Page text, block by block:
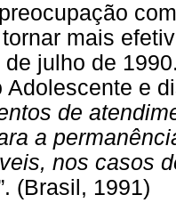
mais
de julho de
Adolescente e
de
a
nos casos
(Brasil, 1991)